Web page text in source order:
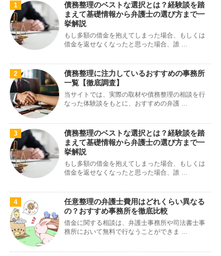
1
債務整理のベストな選択とは？経験談を踏
まえて基礎情報から弁護士の選び方まで一
挙解説
もし多額の借金を抱えてしまった場合、もしくは
借金を返せなくなったと思った場合、誰 ...
2
債務整理に注力しているおすすめの事務所
一覧【徹底調査】
当サイトでは、実際の取材や債務整理の相談を行
なった体験談をもとに、おすすめの弁護 ...
3
債務整理のベストな選択とは？経験談を踏
まえて基礎情報から弁護士の選び方まで一
挙解説
もし多額の借金を抱えてしまった場合、もしくは
借金を返せなくなったと思った場合、誰 ...
4
任意整理の弁護士費用はどれくらい異なる
の？おすすめ事務所を徹底比較
借金に関する相談は、弁護士事務所や司法書士事
務所において無料で行なうことができま ...